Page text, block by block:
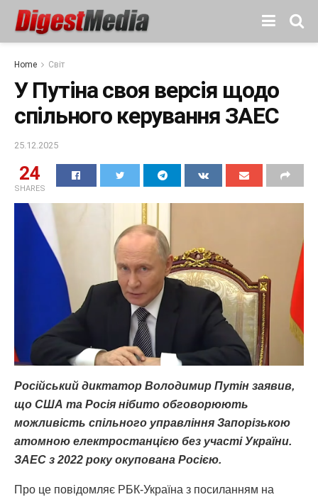
Home Світ
У Путіна своя версія щодо
спільного керування ЗАЕС
25.12.2025
24
SHARES
Російський диктатор Володимир Путін заявив,
що США та Росія нібито обговорюють
можливість спільного управління Запорізькою
атомною електростанцією без участі України.
ЗАЕС з 2022 року окупована Росією.
Про це повідомляє РБК-Україна з посиланням на